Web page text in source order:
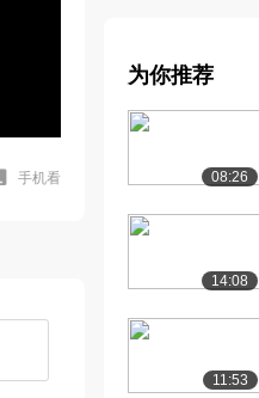
手机看
识（下）
[7] 5.1.2 垂线的
[8] 5.1.2 垂线的
[9] 5.1.2 垂线的
7062播放
为你推荐
08:26
14:08
11:53